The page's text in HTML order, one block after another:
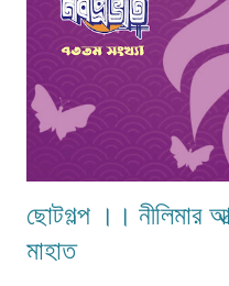
ছোটগল্প ।। নীলিমার
মাহাত